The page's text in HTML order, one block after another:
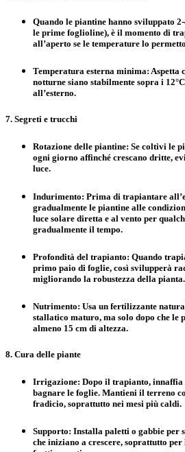
Quando le piantine hanno sviluppato
le prime foglioline), è il momento di
all’aperto se le temperature lo
Temperatura esterna minima: Aspetta
notturne siano stabilmente sopra i 12°C
all’esterno.
7. Segreti e trucchi
Rotazione delle piantine: Se coltivi le
ogni giorno affinché crescano dritte,
luce.
Indurimento: Prima di trapiantare
gradualmente le piantine alle
luce solare diretta e al vento per
gradualmente il tempo.
Profondità del trapianto: Quando
primo paio di foglie, così svilupperà
migliorando la robustezza della pianta.
Nutrimento: Usa un fertilizzante
stallatico maturo, ma solo dopo che le
almeno 15 cm di altezza.
8. Cura delle piante
Irrigazione: Dopo il trapianto,
bagnare le foglie. Mantieni il terreno
fradicio, soprattutto nei mesi più caldi.
Supporto: Installa paletti o gabbie per
che iniziano a crescere, soprattutto